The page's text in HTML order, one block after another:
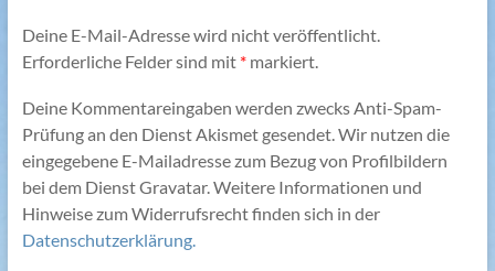
Deine E-Mail-Adresse wird nicht veröffentlicht.
Erforderliche Felder sind mit *markiert.
Deine Kommentareingaben werden zwecks Anti-Spam-
Prüfung an den Dienst Akismet gesendet. Wir nutzen die
eingegebene E-Mailadresse zum Bezug von Profilbildern
bei dem Dienst Gravatar. Weitere Informationen und
Hinweise zum Widerrufsrecht finden sich in der
Datenschutzerklärung.